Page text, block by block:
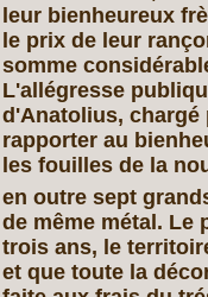
leur bienheureux
le prix de leur
somme
L'allégresse
d'Anatolius, chargé
rapporter au
les fouilles de la
en outre sept
de même métal. Le
trois ans, le
et que toute la